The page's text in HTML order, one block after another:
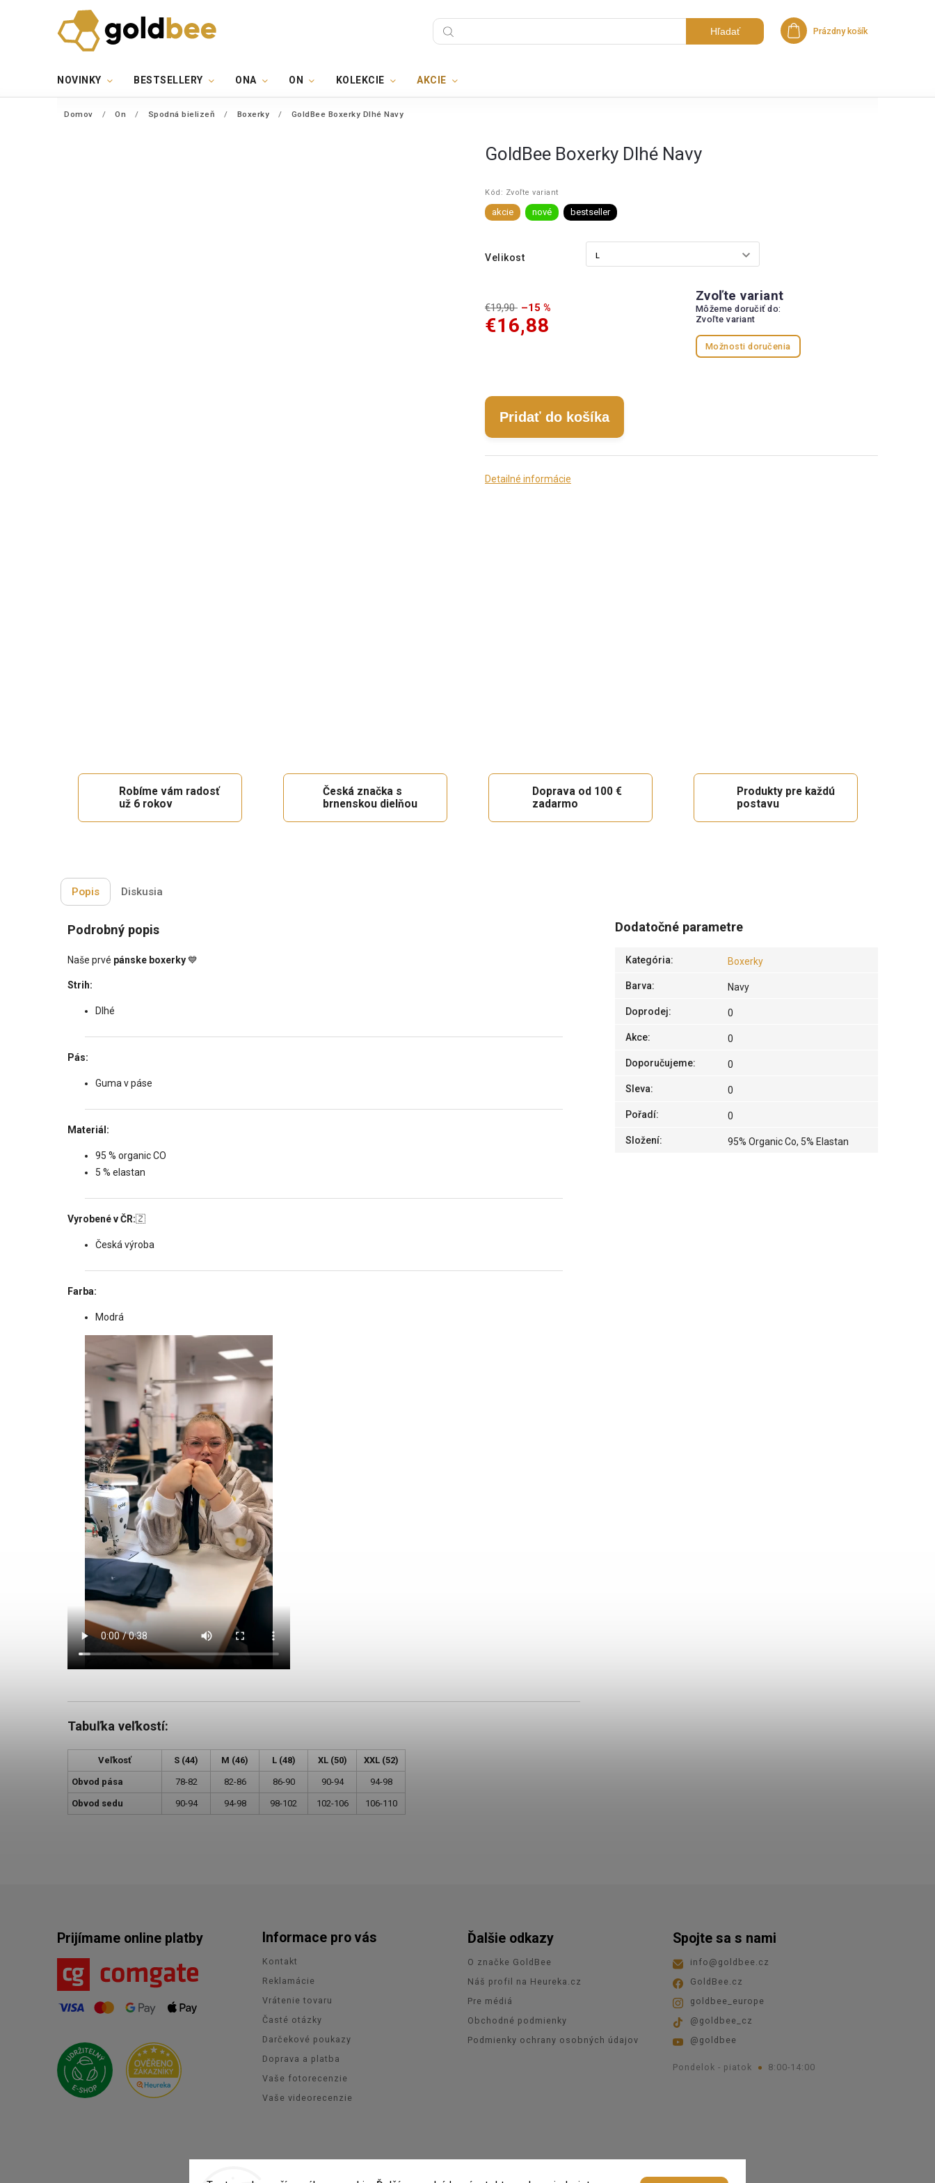
Hľadať Nákupný košík
Prázdny košík
NOVINKY BESTSELLERY ONA ON KOLEKCIE AKCIE
Domov / On / Spodná bielizeň / Boxerky / GoldBee Boxerky Dlhé Navy
GoldBee Boxerky Dlhé Navy
Kód: Zvoľte variant
akcie nové bestseller
Velikost
€19,90 –15 %
€16,88
Zvoľte variant
Môžeme doručiť do:
Zvoľte variant
Možnosti doručenia
Pridať do košíka
Detailné informácie
Robíme vám radosť
už 6 rokov
Česká značka s
brnenskou dielňou
Doprava od 100 €
zadarmo
Produkty pre každú
postavu
Popis Diskusia
Podrobný popis
Naše prvé pánske boxerky💙
Strih:
Dlhé
Pás:
Guma v páse
Materiál:
95 % organic CO
5 % elastan
Vyrobené v ČR:🇿
Česká výroba
Farba:
Modrá
Tabuľka veľkostí:
Veľkosť S (44) M (46) L (48) XL (50) XXL (52)
Obvod pása 78-82 82-86 86-90 90-94 94-98
Obvod sedu 90-94 94-98 98-102 102-106 106-110
Dodatočné parametre
Kategória: Boxerky
Barva: Navy
Doprodej: 0
Akce: 0
Doporučujeme: 0
Sleva: 0
Pořadí: 0
Složení: 95% Organic Co, 5% Elastan
Prijímame online platby Informace pro vás
Kontakt
Reklamácie
Vrátenie tovaru
Časté otázky
Darčekové poukazy
Doprava a platba
Vaše fotorecenzie
Vaše videorecenzie
Ďalšie odkazy
O značke GoldBee
Náš profil na Heureka.cz
Pre médiá
Obchodné podmienky
Podmienky ochrany osobných údajov
Spojte sa s nami
info @ goldbee.cz
GoldBee.cz
goldbee_europe
@goldbee_cz
@goldbee
Pondelok - piatok 8:00-14:00
GoldBee